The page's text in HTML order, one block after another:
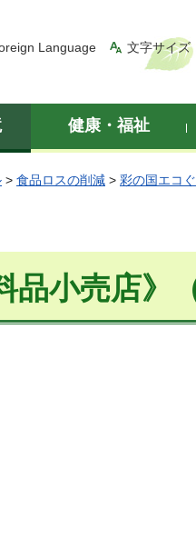
Language 文字サイズ
健康・福祉
> 食品ロスの削減 > 彩の国エコ
小売店》